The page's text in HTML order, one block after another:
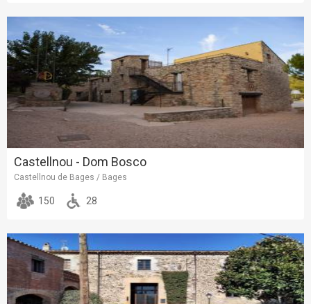
Castellnou - Dom Bosco
Castellnou de Bages / Bages
150 28